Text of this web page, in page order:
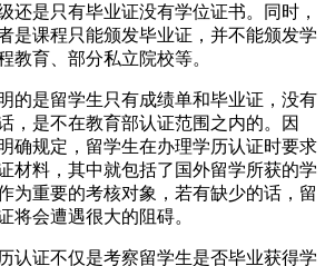
还是只有毕业证没有学位证书。同时，
是课程只能颁发毕业证，并不能颁发学
教育、部分私立院校等。
的是留学生只有成绩单和毕业证，没有
，是不在教育部认证范围之内的。因
确规定，留学生在办理学历认证时要求
材料，其中就包括了国外留学所获的学
为重要的考核对象，若有缺少的话，留
将会遭遇很大的阻碍。
认证不仅是考察留学生是否毕业获得学